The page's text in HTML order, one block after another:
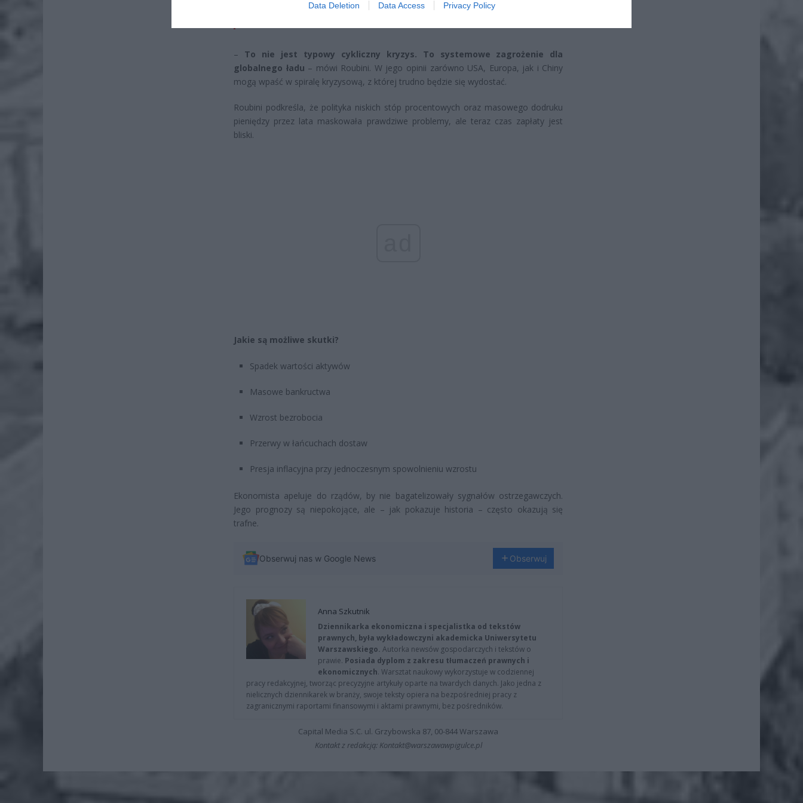
Data Deletion Data Access Privacy Policy
Wnioski wciąż można składać
– To nie jest typowy cykliczny kryzys. To systemowe zagrożenie dla
globalnego ładu – mówi Roubini. W jego opinii zarówno USA, Europa, jak i Chiny
mogą wpaść w spiralę kryzysową, z której trudno będzie się wydostać.
Roubini podkreśla, że polityka niskich stóp procentowych oraz masowego dodruku
pieniędzy przez lata maskowała prawdziwe problemy, ale teraz czas zapłaty jest
bliski.
Jakie są możliwe skutki?
Spadek wartości aktywów
Masowe bankructwa
Wzrost bezrobocia
Przerwy w łańcuchach dostaw
Presja inflacyjna przy jednoczesnym spowolnieniu wzrostu
Ekonomista apeluje do rządów, by nie bagatelizowały sygnałów ostrzegawczych.
Jego prognozy są niepokojące, ale – jak pokazuje historia – często okazują się
trafne.
Obserwuj nas w Google News Obserwuj
Anna Szkutnik
Dziennikarka ekonomiczna i specjalistka od tekstów
prawnych, była wykładowczyni akademicka Uniwersytetu
Warszawskiego. Autorka newsów gospodarczych i tekstów o
prawie. Posiada dyplom z zakresu tłumaczeń prawnych i
ekonomicznych. Warsztat naukowy wykorzystuje w codziennej
pracy redakcyjnej, tworząc precyzyjne artykuły oparte na twardych danych. Jako jedna z
nielicznych dziennikarek w branży, swoje teksty opiera na bezpośredniej pracy z
zagranicznymi raportami finansowymi i aktami prawnymi, bez pośredników.
Capital Media S.C. ul. Grzybowska 87, 00-844 Warszawa
Kontakt z redakcją: Kontakt@warszawawpigulce.pl